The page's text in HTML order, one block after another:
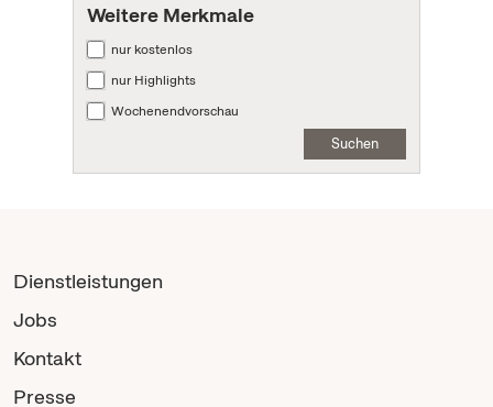
Weitere Merkmale
nur kostenlos
nur Highlights
Wochenendvorschau
Suchen
Dienstleistungen
Jobs
Kontakt
Presse